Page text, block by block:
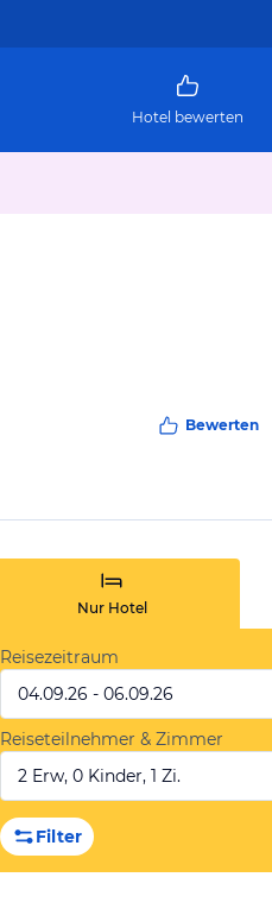
Hotel bewerten
Bewerten
Nur Hotel
Reisezeitraum
04.09.26 - 06.09.26
Reiseteilnehmer & Zimmer
2 Erw, 0 Kinder, 1 Zi.
Filter